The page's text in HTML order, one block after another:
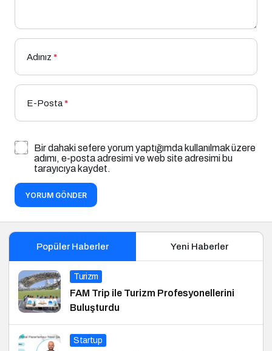
Adınız *
E-Posta*
Bir dahaki sefere yorum yaptığımda kullanılmak üzere
adımı, e-posta adresimi ve web site adresimi bu
tarayıcıya kaydet.
YORUM GÖNDER
Popüler Haberler Yeni Haberler
Turizm
FAM Trip ile Turizm Profesyonellerini
Buluşturdu
Startup